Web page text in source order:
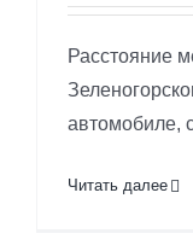
Расстояние
автомобиле,
Читать далее